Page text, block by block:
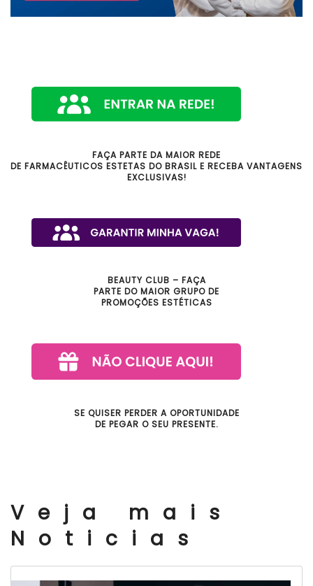
FAÇA PARTE DA MAIOR REDE
DE FARMACÊUTICOS ESTETAS DO BRASIL E RECEBA VANTAGENS
EXCLUSIVAS!
BEAUTY CLUB – FAÇA
PARTE DO MAIOR GRUPO DE
PROMOÇÕES ESTÉTICAS
SE QUISER PERDER A OPORTUNIDADE
DE PEGAR O SEU PRESENTE.
Veja mais
Noticias